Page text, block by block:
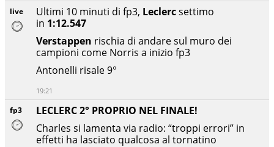
fp3
LECLERC 2° PROPRIO NEL FINALE!
Charles si lamenta via radio: “troppi errori” in
effetti ha lasciato qualcosa al tornatino
live Ultimi 10 minuti di fp3, Leclercsettimo
in 1:12.547
Verstappen rischia di andare sul muro dei
campioni come Norris a inizio fp3
Antonelli risale 9°
19:21